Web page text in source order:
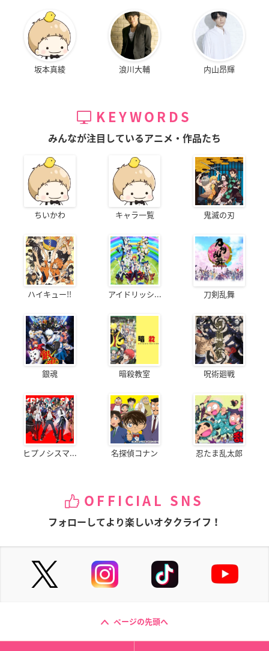
坂本真綾 浪川大輔 内山昂輝
KEYWORDS
みんなが注目しているアニメ・作品たち
ちいかわ キャラ一覧 鬼滅の刃
ハイキュー!! アイドリッシ... 刀剣乱舞
銀魂 暗殺教室 呪術廻戦
ヒプノシスマ... 名探偵コナン 忍たま乱太郎
OFFICIAL SNS
フォローしてより楽しいオタクライフ！
ページの先頭へ